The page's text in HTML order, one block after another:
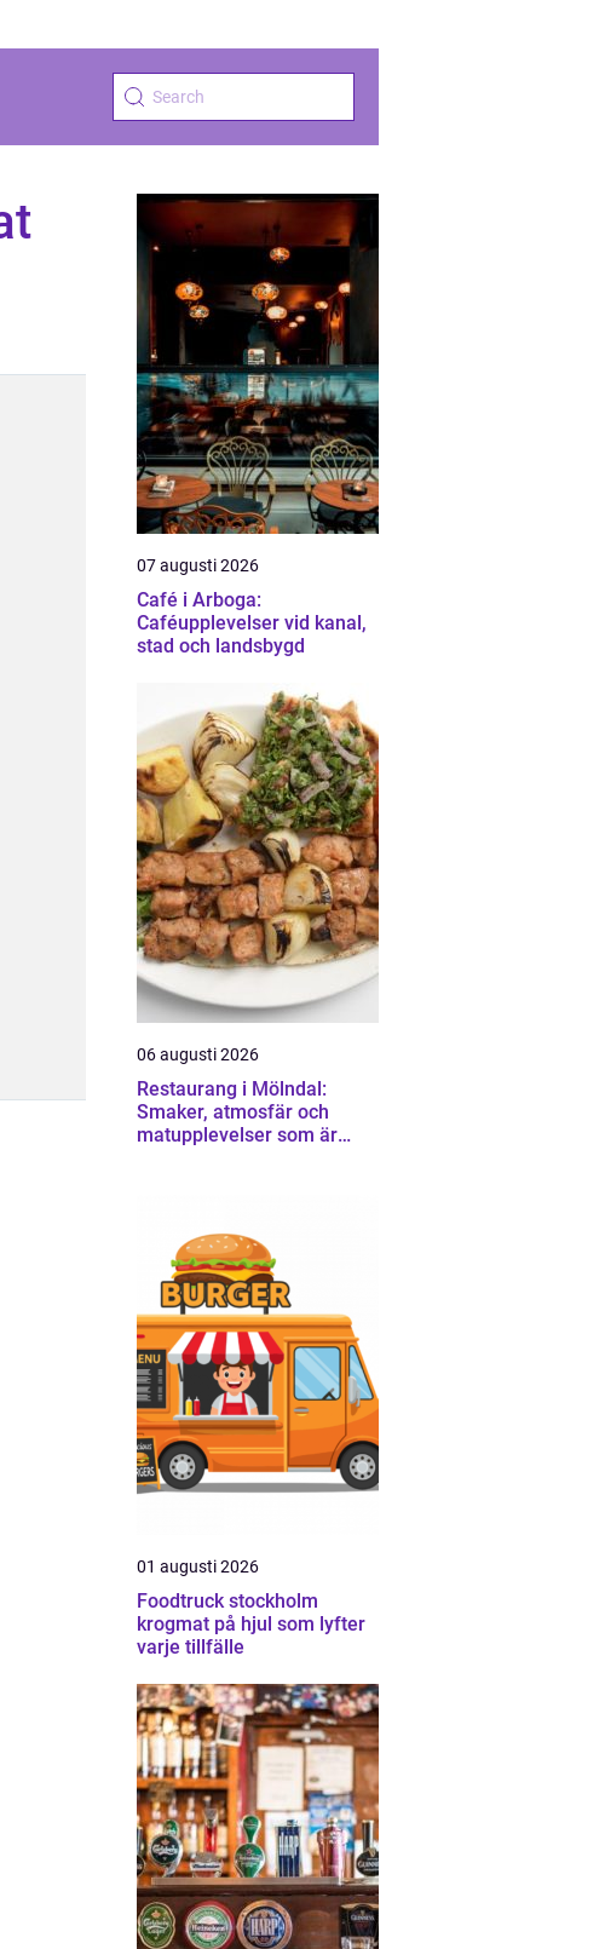
07 augusti 2026
Café i Arboga:
Caféupplevelser vid kanal,
stad och landsbygd
06 augusti 2026
Restaurang i Mölndal:
Smaker, atmosfär och
matupplevelser som är
01 augusti 2026
Foodtruck stockholm
krogmat på hjul som lyfter
varje tillfälle